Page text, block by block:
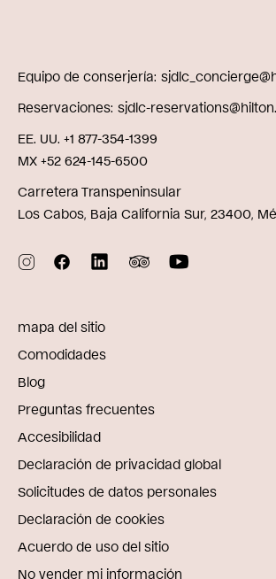
Equipo de conserjería
Reservaciones sjdlc-
EE. UU. +1 877-354-1399
MX +52 624-145-6500
Carretera Transpeninsular
Los Cabos, Baja California Sur, 23400,
mapa del sitio
Comodidades
Blog
Preguntas frecuentes
Accesibilidad
Declaración de privacidad global
Solicitudes de datos personales
Declaración de cookies
Acuerdo de uso del sitio
No vender mi información